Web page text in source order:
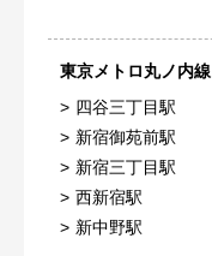
東京メトロ丸ノ内線
四谷三丁目駅
新宿御苑前駅
新宿三丁目駅
西新宿駅
新中野駅